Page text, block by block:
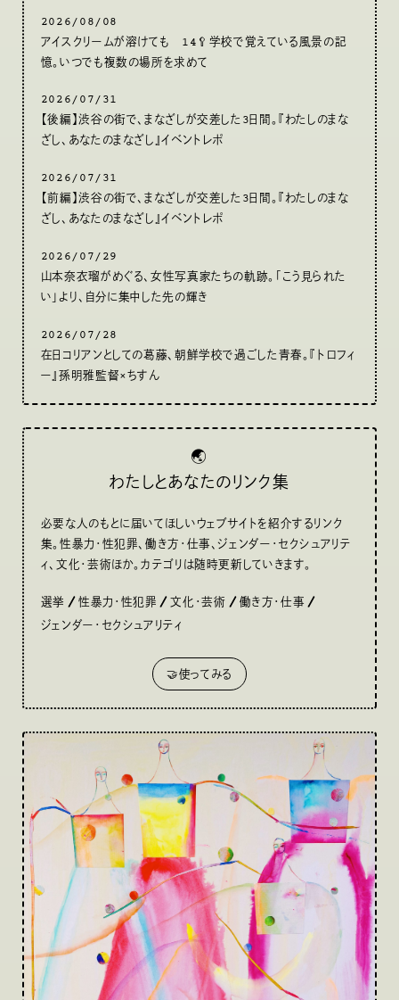
2026/08/08
アイスクリームが溶けても 14🥄学校で覚えている風景の記
憶。いつでも複数の場所を求めて
2026/07/31
【後編】渋谷の街で、まなざしが交差した3日間。『わたしのまな
ざし、あなたのまなざし』イベントレポ
2026/07/31
【前編】渋谷の街で、まなざしが交差した3日間。『わたしのまな
ざし、あなたのまなざし』イベントレポ
2026/07/29
山本奈衣瑠がめぐる、女性写真家たちの軌跡。「こう見られた
い」より、自分に集中した先の輝き
2026/07/28
在日コリアンとしての葛藤、朝鮮学校で過ごした青春。『トロフィ
ー』孫明雅監督×ちすん
🌏
わたしとあなたのリンク集
必要な人のもとに届いてほしいウェブサイトを紹介するリンク
集。性暴力・性犯罪、働き方・仕事、ジェンダー・セクシュアリテ
ィ、文化・芸術ほか。カテゴリは随時更新していきます。
選挙 性暴力・性犯罪 文化・芸術
働き方・仕事
ジェンダー・セクシュアリティ
🤝使ってみる